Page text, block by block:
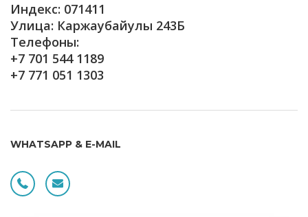
Индекс: 071411
Улица: Каржаубайулы 243Б
Телефоны:
+7 701 544 1189
+7 771 051 1303
WHATSAPP & E-MAIL